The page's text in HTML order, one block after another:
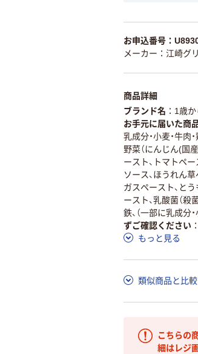
お申込番号：
メーカー：江崎グ
商品詳細
ブランド名 1歳
お手元に届いた商
乳成分・小麦・牛肉
野菜（にんじん(国
ースト、トマトペー
ソース、ほうれん
ガスペースト、と
ースト、乳酸菌（殺
鉄、（一部に乳成分
ずご確認ください
もっと見る
類似商品と比
こちらの
細はレジ